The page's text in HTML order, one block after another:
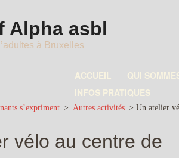
Alpha asbl
à Bruxelles
ACCUEIL
QUI
INFOS PRATIQUES
s’expriment > Autres activités > Un atelier
vélo au centre de